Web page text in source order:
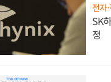
전자
SK
정